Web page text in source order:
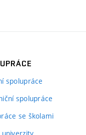
spolupráce
spolupráce
se školami